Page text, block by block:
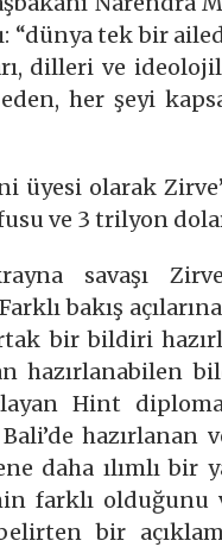
“dünya tek bir
dilleri ve
her şeyi
üyesi olarak
ve 3 trilyon
savaşı
bakış
bir bildiri
hazırlanabilen
Hint
hazırlanan
daha ılımlı bir
farklı olduğunu
bir